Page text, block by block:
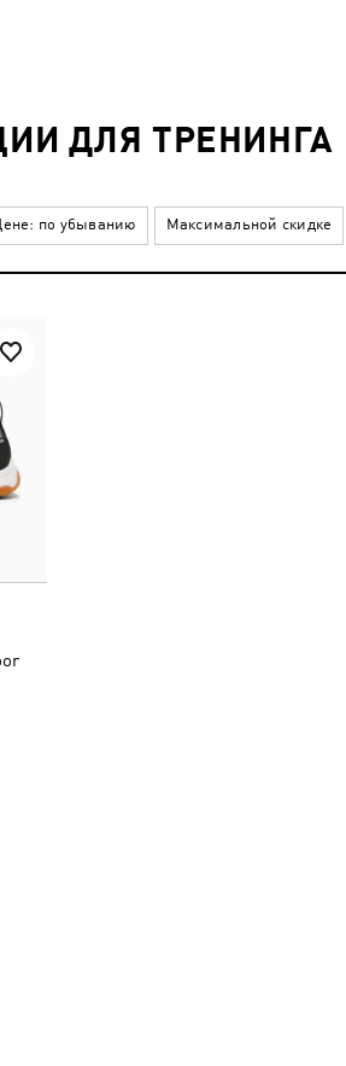
ДЛЯ ТРЕНИНГА
по убыванию Максимальной скидке